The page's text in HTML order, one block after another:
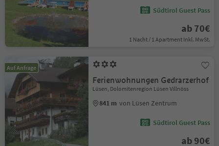
Südtirol Guest Pass
ab 70€
1 Nacht / 1 Apartment Inkl. MwSt.
Auf Anfrage
Ferienwohnungen Gedrarzerhof
Lüsen, Dolomitenregion Lüsen Villnöss
841 m von Lüsen Zentrum
Südtirol Guest Pass
ab 90€